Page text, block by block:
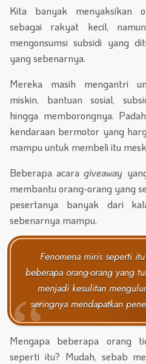
Kita banyak menyaksikan
sebagai rakyat kecil,
mengonsumsi subsidi yang
yang sebenarnya.
Mereka masih mengantri
miskin, bantuan sosial,
hingga memborongnya.
kendaraan bermotor yang
mampu untuk membeli itu
Beberapa acaragiveaway
membantu orang-orang yang
pesertanya banyak dari
sebenarnya mampu.
Fenomena miris seperti
beberapa orang-orang yang
menjadi kesulitan
seringnya mendapatkan
Mengapa beberapa orang
seperti itu? Mudah, sebab